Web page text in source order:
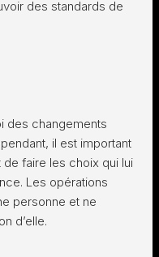
des standards de
des changements
il est important
faire les choix qui lui
Les opérations
personne et ne
d’elle.